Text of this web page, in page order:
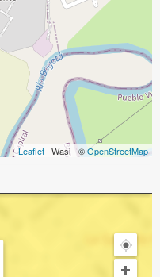
Leaflet | Wasi - ©OpenStreetMap